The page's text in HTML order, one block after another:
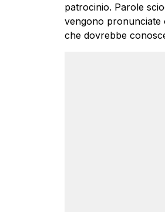
patrocinio. Parole
vengono pronunciate
che dovrebbe